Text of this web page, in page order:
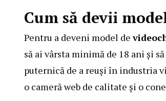
Cum să devii
Pentru a deveni model de
să ai vârsta minimă de 18 ani și
puternică de a reuși în industria
o cameră web de calitate și o